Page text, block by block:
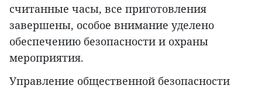
считанные часы, все приготовления
завершены, особое внимание уделено
обеспечению безопасности и охраны
мероприятия.
Управление общественной безопасности